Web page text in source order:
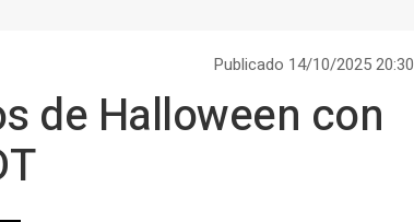
Publicado 14/10/2025 20:30
de Halloween con